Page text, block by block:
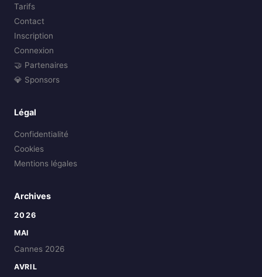
Tarifs
Contact
Inscription
Connexion
🤝 Partenaires
💎 Sponsors
Légal
Confidentialité
Cookies
Mentions légales
Archives
2026
MAI
Cannes 2026
AVRIL